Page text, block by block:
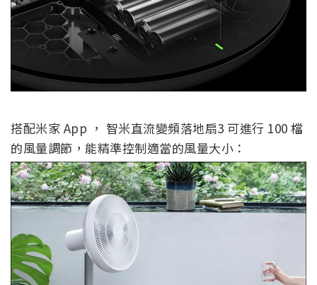
搭配米家 App ， 智米直流變頻落地扇3 可進行 100 檔
的風量調節，能精準控制適當的風量大小：